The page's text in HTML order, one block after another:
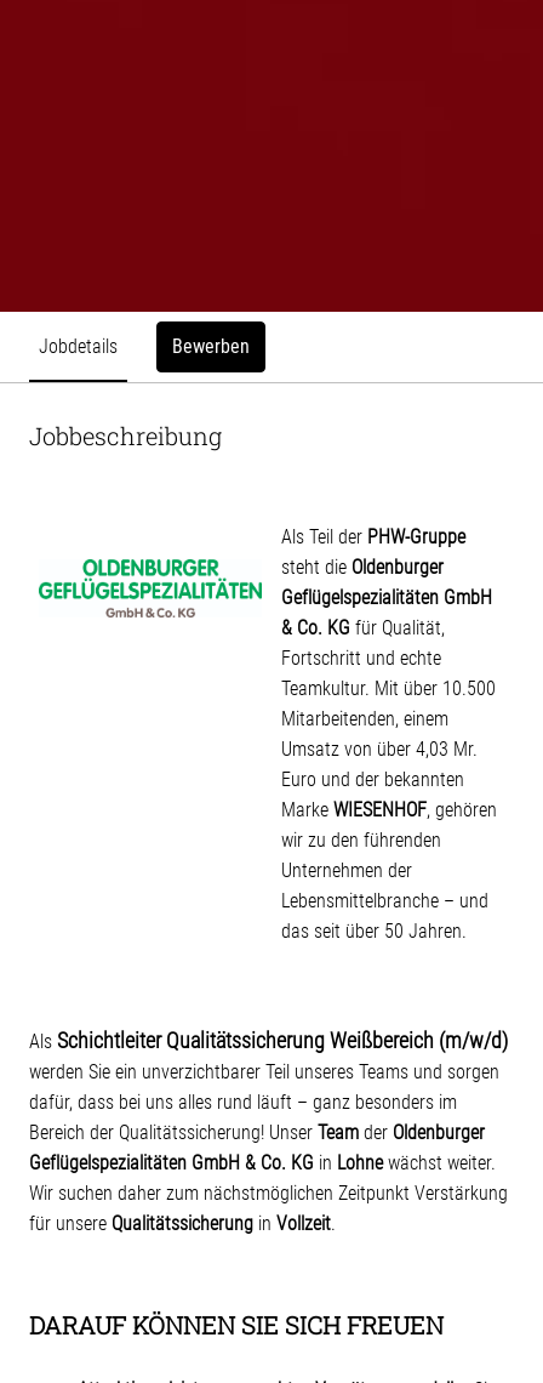
Jobdetails Bewerben
Jobbeschreibung
Als Teil der PHW-Gruppe
steht die Oldenburger
Geflügelspezialitäten GmbH
& Co. KG für Qualität,
Fortschritt und echte
Teamkultur. Mit über 10.500
Mitarbeitenden, einem
Umsatz von über 4,03 Mr.
Euro und der bekannten
Marke WIESENHOF, gehören
wir zu den führenden
Unternehmen der
Lebensmittelbranche – und
das seit über 50 Jahren.
Als Schichtleiter Qualitätssicherung Weißbereich (m/w/d)
werden Sie ein unverzichtbarer Teil unseres Teams und sorgen
dafür, dass bei uns alles rund läuft – ganz besonders im
Bereich der Qualitätssicherung! Unser Team der Oldenburger
Geflügelspezialitäten GmbH & Co. KG in Lohnewächst weiter.
Wir suchen daher zum nächstmöglichen Zeitpunkt Verstärkung
für unsere Qualitätssicherung in Vollzeit.
DARAUF KÖNNEN SIE SICH FREUEN